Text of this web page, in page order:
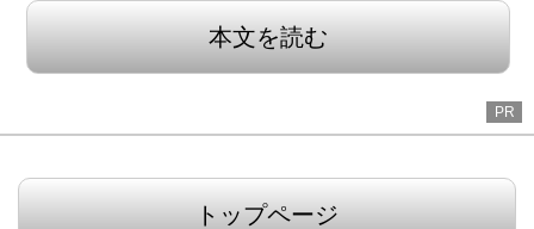
本文を読む
PR
トップページ